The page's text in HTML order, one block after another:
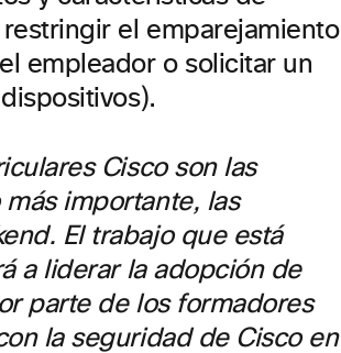
el emparejamiento
empleador o solicitar un
Cisco son las
importante, las
El trabajo que está
a liderar la adopción de
parte de los formadores
la seguridad de Cisco en